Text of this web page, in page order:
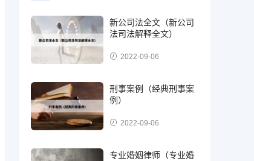
新公司法全文（新公司
法司法解释全文）
2022-09-06
刑事案例（经典刑事案
例）
2022-09-06
专业婚姻律师（专业婚